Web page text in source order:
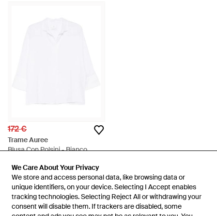
We Care About Your Privacy
We store and access personal data, like browsing data or
unique identifiers, on your device. Selecting I Accept enables
tracking technologies. Selecting Reject All or withdrawing your
consent will disable them. If trackers are disabled, some
We Care About Your Privacy
We store and access personal data, like browsing data or
unique identifiers, on your device. Selecting I Accept enables
tracking technologies. Selecting Reject All or withdrawing your
consent will disable them. If trackers are disabled, some
172 €
Trame Auree
Blusa Con Polsini - Bianco
ESAURITO